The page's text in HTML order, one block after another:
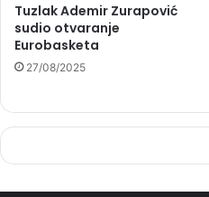
Tuzlak Ademir Zurapović
sudio otvaranje
Eurobasketa
27/08/2025